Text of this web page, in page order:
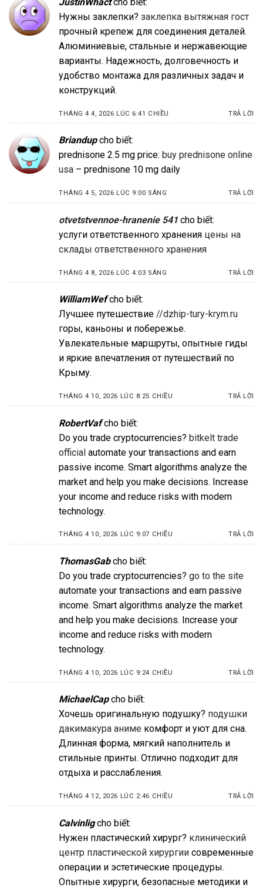
Нужны заклепки? заклепка вытяжная гост
прочный крепеж для соединения деталей.
Алюминиевые, стальные и нержавеющие
варианты. Надежность, долговечность и
удобство монтажа для различных задач и
конструкций.
THÁNG 4 4, 2026 LÚC 6:41 CHIỀU TRẢ LỜI
Briandup cho biết:
prednisone 2.5 mg price: buy prednisone online
usa – prednisone 10 mg daily
THÁNG 4 5, 2026 LÚC 9:00 SÁNG TRẢ LỜI
otvetstvennoe-hranenie 541 cho biết:
услуги ответственного хранения цены на
склады ответственного хранения
THÁNG 4 8, 2026 LÚC 4:03 SÁNG TRẢ LỜI
WilliamWef cho biết:
Лучшее путешествие //dzhip-tury-krym.ru
горы, каньоны и побережье.
Увлекательные маршруты, опытные гиды
и яркие впечатления от путешествий по
Крыму.
THÁNG 4 10, 2026 LÚC 8:25 CHIỀU TRẢ LỜI
RobertVaf cho biết:
Do you trade cryptocurrencies? bitkelt trade
official automate your transactions and earn
passive income. Smart algorithms analyze the
market and help you make decisions. Increase
your income and reduce risks with modern
technology.
THÁNG 4 10, 2026 LÚC 9:07 CHIỀU TRẢ LỜI
ThomasGab cho biết:
Do you trade cryptocurrencies? go to the site
automate your transactions and earn passive
income. Smart algorithms analyze the market
and help you make decisions. Increase your
income and reduce risks with modern
technology.
THÁNG 4 10, 2026 LÚC 9:24 CHIỀU TRẢ LỜI
MichaelCap cho biết:
Хочешь оригинальную подушку? подушки
дакимакура аниме комфорт и уют для сна.
Длинная форма, мягкий наполнитель и
стильные принты. Отлично подходит для
отдыха и расслабления.
THÁNG 4 12, 2026 LÚC 2:46 CHIỀU TRẢ LỜI
Calvinlig cho biết:
Нужен пластический хирург? клинический
центр пластической хирургии современные
операции и эстетические процедуры.
Опытные хирурги, безопасные методики и